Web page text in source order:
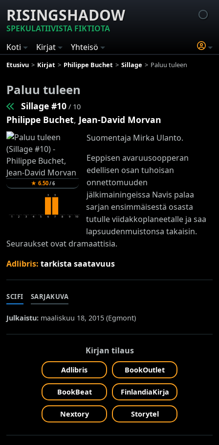
RISINGSHADOW
SPEKULATIIVISTA FIKTIOTA
Koti
Kirjat Yhteisö
Etusivu Kirjat Philippe Buchet Sillage Paluu tuleen
Paluu tuleen
Sillage #10 / 10
Philippe Buchet, Jean-David Morvan
★ 6.50/6
1 2 3 4 5
3
6
3
7 8 9 10
Suomentaja Mirka Ulanto.
Eeppisen avaruusoopperan
edellisen osan tuhoisan
onnettomuuden
jälkimainingeissa Navis palaa
sarjan ensimmäisestä osasta
tutulle viidakkoplaneetalle ja saa
lapsuudenmuistonsa takaisin.
Seuraukset ovat dramaattisia.
Adlibris:tarkista saatavuus
SCIFI SARJAKUVA
Julkaistu: maaliskuu 18, 2015 (Egmont)
Kirjan tilaus
Adlibris BookOutlet
BookBeat FinlandiaKirja
Nextory Storytel